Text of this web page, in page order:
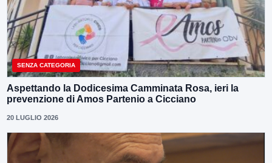
SENZA CATEGORIA
Aspettando la Dodicesima Camminata Rosa, ieri la
prevenzione di Amos Partenio a Cicciano
20 LUGLIO 2026